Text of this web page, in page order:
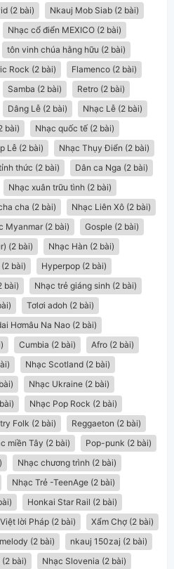
(2 bài)
Nkauj Mob Siab (2 bài)
Nhạc cổ điển MEXICO (2 bài)
tôn vinh chúa hằng hữu (2 bài)
Rock (2 bài)
Flamenco (2 bài)
Samba (2 bài)
Retro (2 bài)
Dâng Lễ (2 bài)
Nhạc Lễ (2 bài)
bài)
Nhạc quốc tế (2 bài)
Lễ (2 bài)
Nhạc Thụy Điển (2 bài)
thức (2 bài)
Dân ca Nga (2 bài)
Nhạc xuân trữu tình (2 bài)
cha (2 bài)
Nhạc Liên Xô (2 bài)
Myanmar (2 bài)
Gosple (2 bài)
(2 bài)
Nhạc Hàn (2 bài)
bài)
Hyperpop (2 bài)
bài)
Nhạc trẻ giáng sinh (2 bài)
Tơlơi adoh (2 bài)
Hơmâu Na Nao (2 bài)
Cumbia (2 bài)
Afro (2 bài)
Nhạc Scotland (2 bài)
Nhạc Ukraine (2 bài)
Nhạc Pop Rock (2 bài)
Folk (2 bài)
Reggaeton (2 bài)
miền Tây (2 bài)
Pop-punk (2 bài)
Nhạc chương trình (2 bài)
Nhạc Trẻ -TeenAge (2 bài)
Honkai Star Rail (2 bài)
lời Pháp (2 bài)
Xẩm Chợ (2 bài)
(2 bài)
nkauj 150zaj (2 bài)
bài)
Nhạc Slovenia (2 bài)